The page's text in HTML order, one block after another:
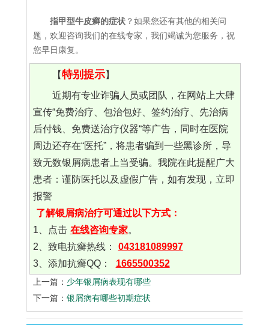
指甲型牛皮癣的症状 ？如果您还有其他的相关问
题，欢迎咨询我们的在线专家，我们竭诚为您服务，祝
您早日康复。
【特别提示】
近期有专业诈骗人员或团队，在网站上大肆
宣传“免费治疗、包治包好、签约治疗、先治病
后付钱、免费送治疗仪器“等广告，同时在医院
周边还存在“医托”，将患者骗到一些黑诊所，导
致无数银屑病患者上当受骗。我院在此提醒广大
患者：谨防医托以及虚假广告，如有发现，立即
报警
了解银屑病治疗可通过以下方式：
1、点击 在线咨询专家。
2、致电抗癣热线：
043181089997
3、添加抗癣QQ：
1665500352
上一篇： 少年银屑病表现有哪些
下一篇： 银屑病有哪些初期症状